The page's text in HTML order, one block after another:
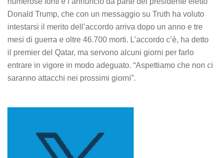
Donald Trump, che con un messaggio su Truth ha voluto
intestarsi il merito dell’accordo arriva dopo un anno e tre
mesi di guerra e oltre 46.700 morti. L’accordo c’è, ha detto
il premier del Qatar, ma servono alcuni giorni per farlo
entrare in vigore in modo adeguato. “Aspettiamo che non ci
saranno attacchi nei prossimi giorni”.